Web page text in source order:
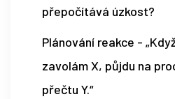
přepočítává úzkost?
Plánování reakce -
zavolám X, půjdu na
přečtu Y.“